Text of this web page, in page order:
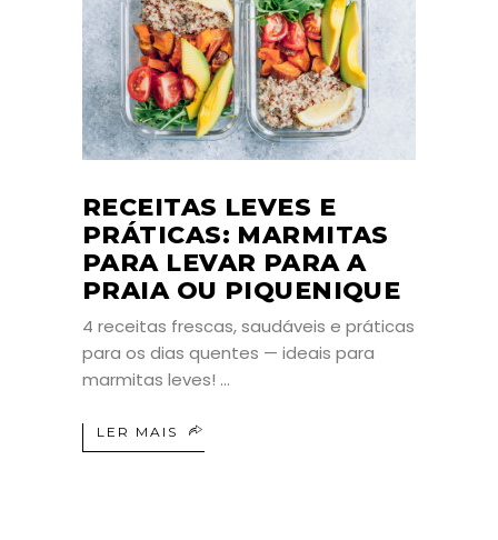
RECEITAS LEVES E
PRÁTICAS: MARMITAS
PARA LEVAR PARA A
PRAIA OU PIQUENIQUE
4 receitas frescas, saudáveis e práticas
para os dias quentes — ideais para
marmitas leves!
LER MAIS